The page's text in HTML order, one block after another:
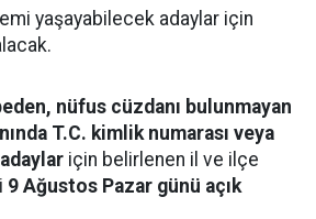
yaşayabilecek adaylar için
nüfus cüzdanı bulunmayan
T.C. kimlik numarası veya
için belirlenen il ve ilçe
9 Ağustos Pazar günü açık